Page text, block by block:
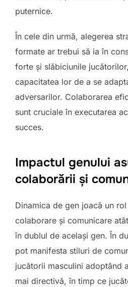
puternice.
În cele din urmă, alegerea
formate ar trebui să ia în
forte și slăbiciunile
capacitatea lor de a se
adversarilor. Colaborarea
sunt cruciale în executarea
succes.
Impactul genului
colaborării și
Dinamica de gen joacă un
colaborare și comunicare
în dublul de același gen. În
pot manifesta stiluri de
jucătorii masculini adoptând
mai directivă, în timp ce